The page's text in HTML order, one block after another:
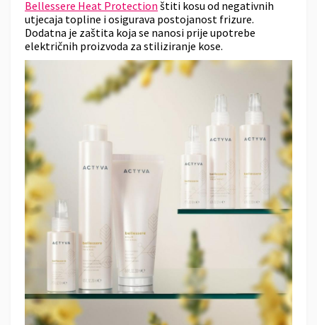
Bellessere Heat Protection štiti kosu od negativnih
utjecaja topline i osigurava postojanost frizure.
Dodatna je zaštita koja se nanosi prije upotrebe
električnih proizvoda za stiliziranje kose.